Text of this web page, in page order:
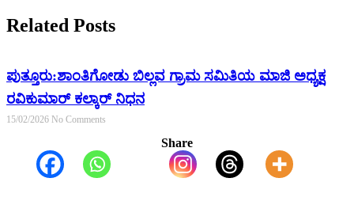
Related Posts
ಪುತ್ತೂರು:ಶಾಂತಿಗೋಡು ಬಿಲ್ಲವ ಗ್ರಾಮ ಸಮಿತಿಯ ಮಾಜಿ ಅಧ್ಯಕ್ಷ
ರವಿಕುಮಾರ್ ಕಲ್ಕಾರ್ ನಿಧನ
15/02/2026 No Comments
Share